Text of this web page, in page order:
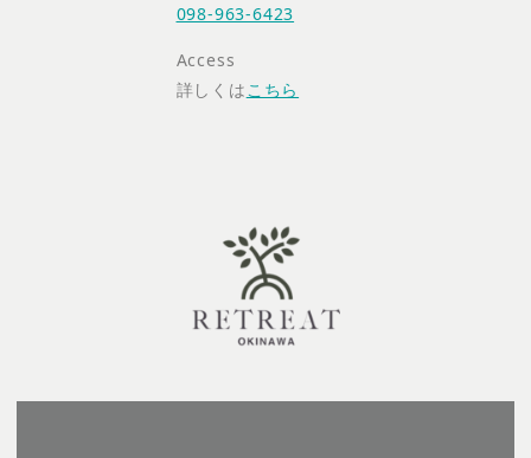
098-963-6423
Access
詳しくは こちら